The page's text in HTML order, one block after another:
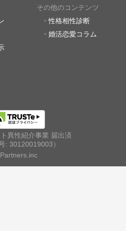
その他のコンテンツ
性格相性診断
婚活恋愛コラム
異性紹介事業 届出済
: 30120019003）